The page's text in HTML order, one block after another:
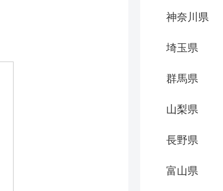
神奈川県
埼玉県
群馬県
山梨県
長野県
富山県